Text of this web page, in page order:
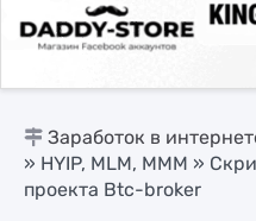
Заработок в
» HYIP, MLM, МММ »
проекта Btc-broker